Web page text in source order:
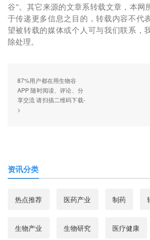
谷”。其它来源的文章系转载文章，本网
于传递更多信息之目的，转载内容不代
望被转载的媒体或个人可与我们联系，
除处理。
87%用户都在用生物谷
APP 随时阅读、评论、分
享交流 请扫描二维码下载-
>
资讯分类
热点推荐 医药产业 制药
生物产业 生物研究 医疗健康